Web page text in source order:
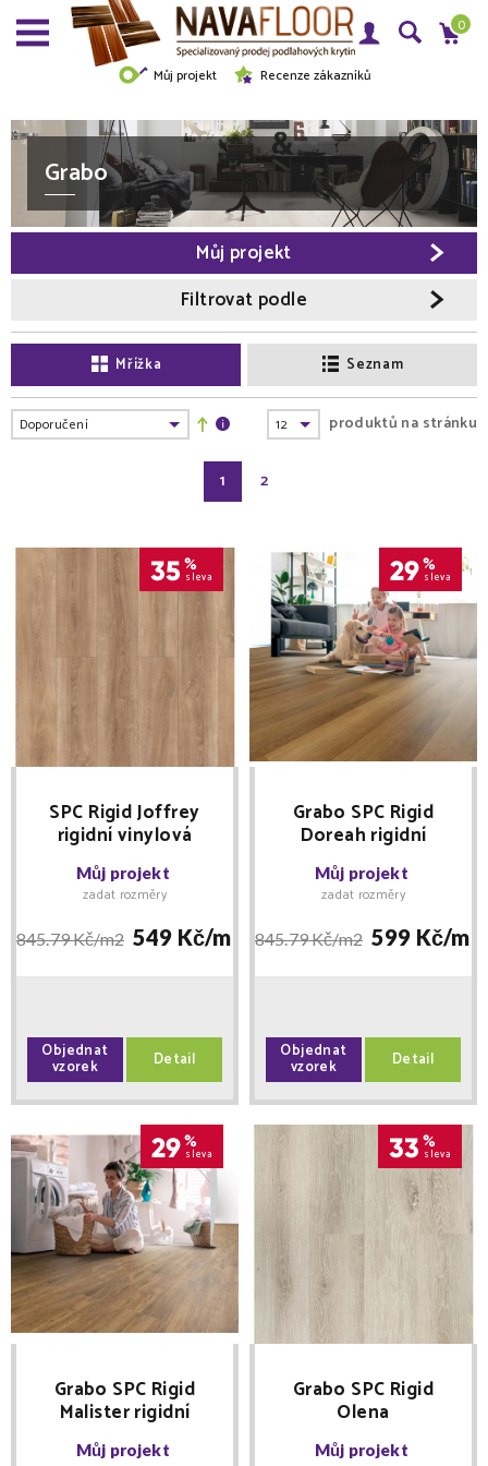
Můj projekt Recenze zákazníků
0
Grabo
Filtrovat podle
Můj projekt
Mřížka Seznam
1 2
produktů na stránku
35 %
sleva
SPC Rigid Joffrey
rigidní vinylová
podlaha 0,4 mm s
integrovanou
podložkou
Můj projekt
zadat rozměry
845.79 Kč/m2 549 Kč/m2
Objednat
vzorek Detail
29%
sleva
Grabo SPC Rigid
Doreah rigidní
vinylová podlaha 0,4
mm s integrovanou
podložkou
Můj projekt
zadat rozměry
845.79 Kč/m2 599 Kč/m2
Objednat
vzorek Detail
29%
sleva
Grabo SPC Rigid
Malister rigidní
vinylová podlaha 0,4
mm s integrovanou
Můj projekt
33 %
sleva
Grabo SPC Rigid
Olena
Můj projekt